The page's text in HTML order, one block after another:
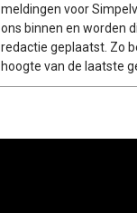
meldingen voor
ons binnen en worden
redactie geplaatst. Zo
hoogte van de laatste